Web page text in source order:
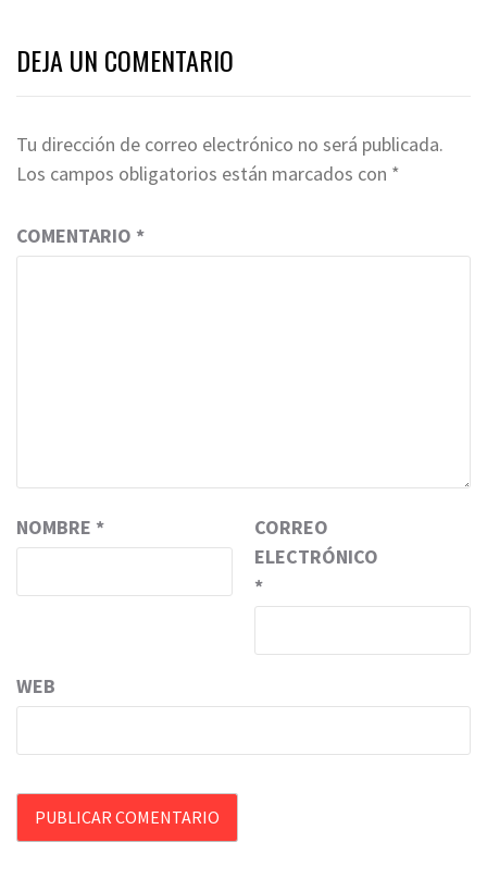
DEJA UN COMENTARIO
Tu dirección de correo electrónico no será publicada.
Los campos obligatorios están marcados con *
COMENTARIO *
NOMBRE *
CORREO
ELECTRÓNICO
*
WEB